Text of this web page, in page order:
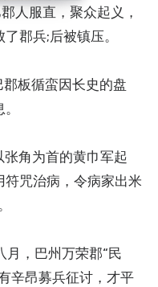
人服直，聚众起义，
郡兵;后被镇压。
板循蛮因长史的盘
角为首的黄巾军起
符咒治病，令病家出米
，巴州万荣郡“民
辛昂募兵征讨，才平